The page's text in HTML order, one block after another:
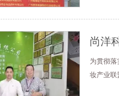
尚洋
为贯彻
妆产业联